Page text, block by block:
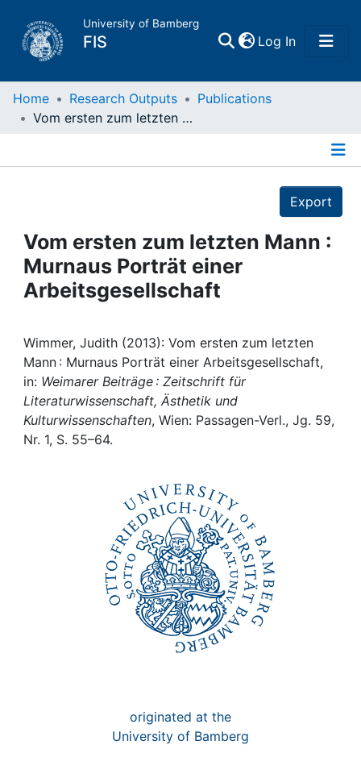
University of Bamberg
FIS Log In(current)
Home
Projects
People
Awards
My FIS
Help
Home Research Outputs
Publications
Vom ersten zum letzten Mann : Murnaus Porträt einer Arbeitsgesellschaft
Export
Vom ersten zum letzten Mann :
Murnaus Porträt einer
Arbeitsgesellschaft
Wimmer, Judith (2013): Vom ersten zum letzten
Mann : Murnaus Porträt einer Arbeitsgesellschaft,
in: Weimarer Beiträge : Zeitschrift für
Literaturwissenschaft, Ästhetik und
Kulturwissenschaften, Wien: Passagen-Verl., Jg. 59,
Nr. 1, S. 55–64.
originated at the
University of Bamberg